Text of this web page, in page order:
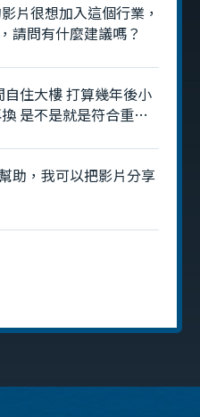
片很想加入這個行業，
請問有什麼建議嗎？
住大樓 打算幾年後小
是不是就是符合重購
助，我可以把影片分享